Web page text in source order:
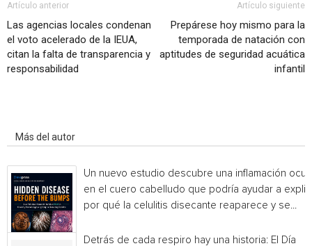
Artículo anterior
Las agencias locales condenan
el voto acelerado de la IEUA,
citan la falta de transparencia y
responsabilidad
Artículo siguiente
Prepárese hoy mismo para la
temporada de natación con
aptitudes de seguridad acuática
infantil
Más del autor
Un nuevo estudio descubre una inflamación
en el cuero cabelludo que podría ayudar a
por qué la celulitis disecante reaparece y se...
Detrás de cada respiro hay una historia: El Día